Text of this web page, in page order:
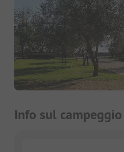
Info sul campeggio